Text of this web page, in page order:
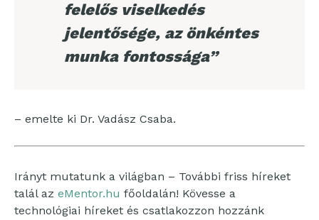
felelős viselkedés
jelentősége, az önkéntes
munka fontossága”
– emelte ki Dr. Vadász Csaba.
Irányt mutatunk a világban – További friss híreket
talál az eMentor.hu főoldalán! Kövesse a
technológiai híreket és csatlakozzon hozzánk